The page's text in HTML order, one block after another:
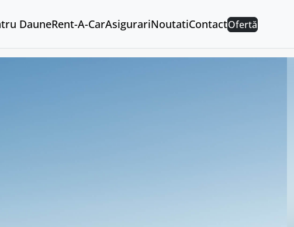
DauneRent-A-CarAsigurariNoutatiContactOfertă